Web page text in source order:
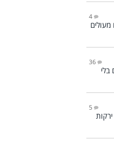
4
מעולים
36
בלי
5